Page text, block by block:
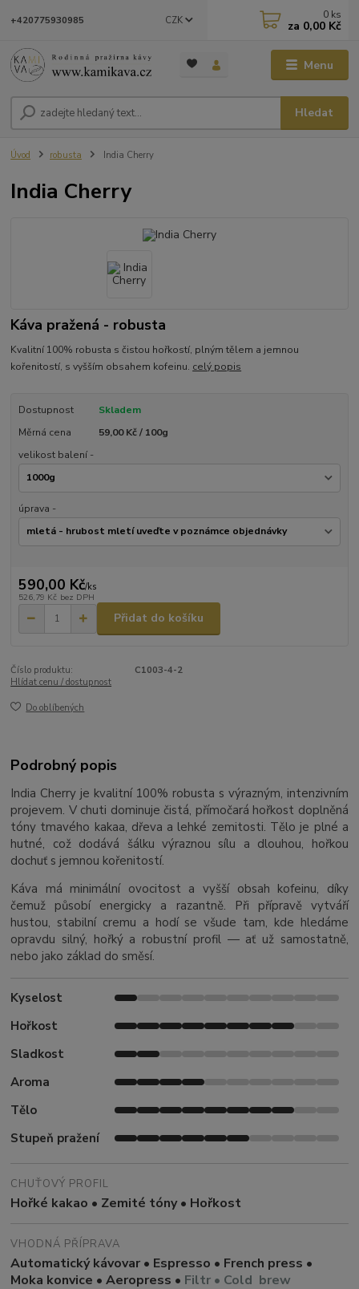
Menu
CZK
Hledat
+420775930985 0 ks
za 0,00 Kč
Úvod robusta India Cherry
India Cherry
Káva pražená - robusta
Kvalitní 100% robusta s čistou hořkostí, plným tělem a jemnou
kořenitostí, s vyšším obsahem kofeinu. celý popis
Dostupnost
Skladem
Měrná cena
59,00 Kč / 100g
velikost balení -
úprava -
590,00 Kč/ks
526,79 Kč bez DPH
Přidat do košíku
Číslo produktu:
C1003-4-2
Hlídat cenu / dostupnost
Do oblíbených
Podrobný popis
India Cherry je kvalitní 100% robusta s výrazným, intenzivním
projevem. V chuti dominuje čistá, přímočará hořkost doplněná
tóny tmavého kakaa, dřeva a lehké zemitosti. Tělo je plné a
hutné, což dodává šálku výraznou sílu a dlouhou, hořkou
dochuť s jemnou kořenitostí.
Káva má minimální ovocitost a vyšší obsah kofeinu, díky
čemuž působí energicky a razantně. Při přípravě vytváří
hustou, stabilní cremu a hodí se všude tam, kde hledáme
opravdu silný, hořký a robustní profil — ať už samostatně,
nebo jako základ do směsí.
Kyselost
Hořkost
Sladkost
Aroma
Tělo
Stupeň pražení
CHUŤOVÝ PROFIL
Hořké kakao • Zemité tóny • Hořkost
VHODNÁ PŘÍPRAVA
Automatický kávovar • Espresso • French press •
Moka konvice • Aeropress • Filtr • Cold brew